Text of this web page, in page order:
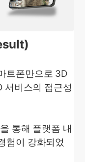
트폰만으로 3D
서비스의 접근성
통해 플랫폼 내
험이 강화되었